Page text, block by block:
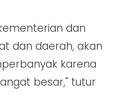
dan
dan daerah, akan
karena
besar," tutur